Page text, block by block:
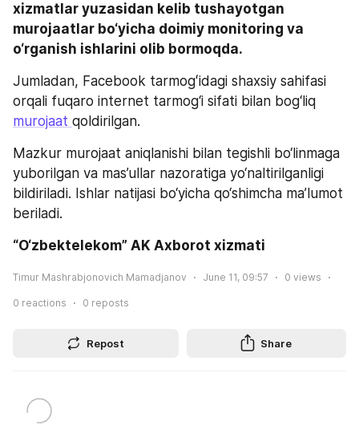
xizmatlar yuzasidan kelib tushayotgan
murojaatlar bo‘yicha doimiy monitoring va
o‘rganish ishlarini olib bormoqda.
Jumladan, Facebook tarmogʻidagi shaxsiy sahifasi
murojaat qoldirilgan.
Mazkur murojaat aniqlanishi bilan tegishli bo‘linmaga
yuborilgan va mas’ullar nazoratiga yo‘naltirilganligi
bildiriladi. Ishlar natijasi bo‘yicha qo‘shimcha ma’lumot
beriladi.
“O‘zbektelekom” AK Axborot xizmati
Timur Mashrabjonovich Mamadjanov June 11, 09:57 0 views
0 reactions 0 reposts
Repost Share